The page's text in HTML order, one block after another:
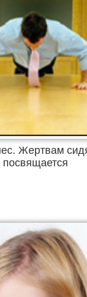
Жертвам
посвящается